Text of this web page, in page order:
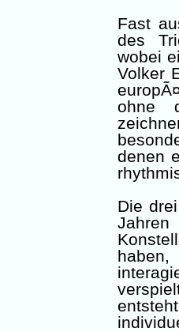
Fast
des
wobei
Volker
ohne
denen
Die